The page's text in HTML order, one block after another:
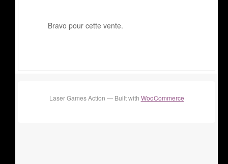
Bravo pour cette vente.
Laser Games Action — Built with WooCommerce